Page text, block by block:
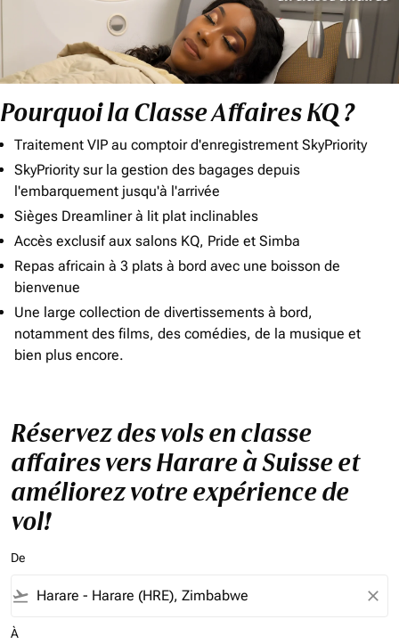
Pourquoi la Classe Affaires KQ ?
Traitement VIP au comptoir d'enregistrement SkyPriority
SkyPriority sur la gestion des bagages depuis
l'embarquement jusqu'à l'arrivée
Sièges Dreamliner à lit plat inclinables
Accès exclusif aux salons KQ, Pride et Simba
Repas africain à 3 plats à bord avec une boisson de
bienvenue
Une large collection de divertissements à bord,
notamment des films, des comédies, de la musique et
bien plus encore.
Réservez des vols en classe
affaires vers Harare à Suisse et
améliorez votre expérience de
vol!
De
flight_takeoff close
À